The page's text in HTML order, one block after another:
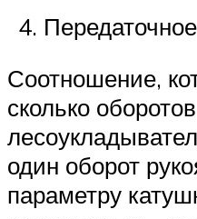
Соотношение,
сколько оборотов
один оборот
параметру